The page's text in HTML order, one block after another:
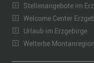
Stellenangebote im
Welcome Center
Urlaub im Erzgebirge
Welterbe